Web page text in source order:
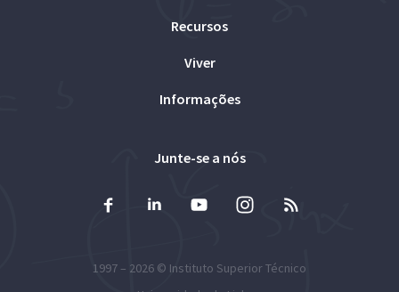
Recursos
Viver
Informações
Junte-se a nós
1997 – 2026 © Instituto Superior Técnico